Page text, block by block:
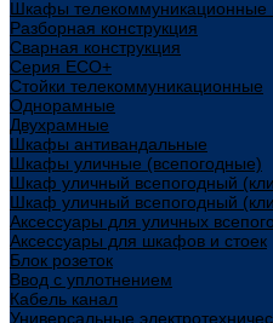
Шкафы телекоммуникационные
Разборная конструкция
Сварная конструкция
Серия ECO+
Стойки телекоммуникационные
Однорамные
Двухрамные
Шкафы антивандальные
Шкафы уличные (всепогодные)
Шкаф уличный всепогодный
Шкаф уличный всепогодный
Аксессуары для уличных
Аксессуары для шкафов и стоек
Блок розеток
Ввод с уплотнением
Кабель канал
Универсальные